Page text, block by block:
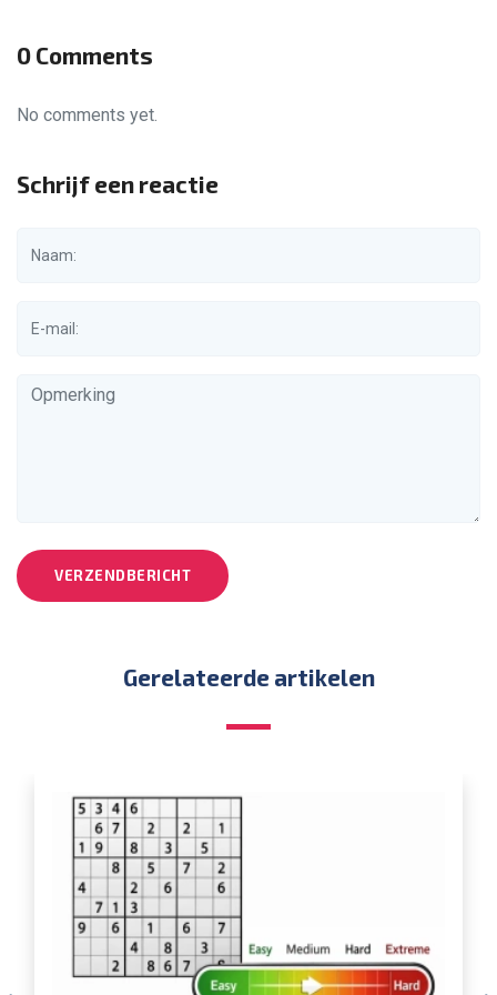
0 Comments
No comments yet.
Schrijf een reactie
VERZENDBERICHT
Gerelateerde artikelen